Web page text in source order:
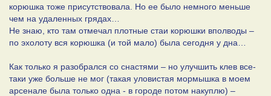
корюшка тоже присутствовала. Но ее было немного меньше
чем на удаленных грядах…
Не знаю, кто там отмечал плотные стаи корюшки вполводы –
по эхолоту вся корюшка (и той мало) была сегодня у дна…
Как только я разобрался со снастями – но улучшить клев все-
таки уже больше не мог (такая уловистая мормышка в моем
арсенале была только одна - в городе потом накуплю) –